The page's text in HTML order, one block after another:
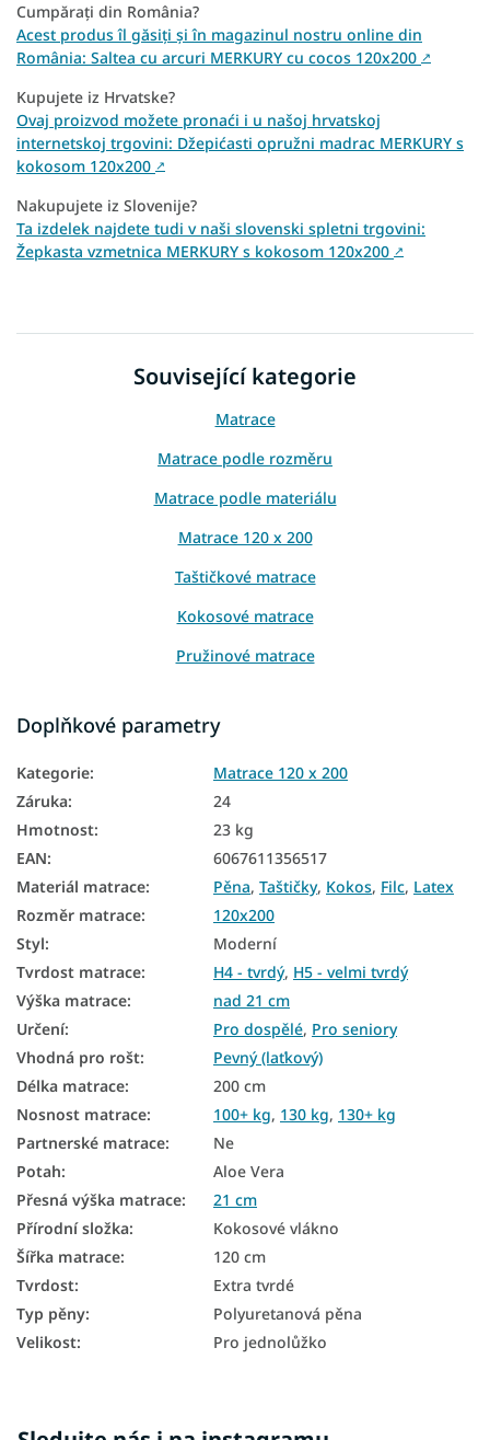
Cumpărați din România?
Acest produs îl găsiți și în magazinul nostru online din
România: Saltea cu arcuri MERKURY cu cocos 120x200 ↗
Kupujete iz Hrvatske?
Ovaj proizvod možete pronaći i u našoj hrvatskoj
internetskoj trgovini: Džepićasti opružni madrac MERKURY s
kokosom 120x200 ↗
Nakupujete iz Slovenije?
Ta izdelek najdete tudi v naši slovenski spletni trgovini:
Žepkasta vzmetnica MERKURY s kokosom 120x200 ↗
Související kategorie
Matrace
Matrace podle rozměru
Matrace podle materiálu
Matrace 120 x 200
Taštičkové matrace
Kokosové matrace
Pružinové matrace
Matrace podle výšky
Matrace podle nosnosti
Vysoké matrace
Matrace Aloe Vera
Matrace z PUR pěny
Přírodní matrace
Podlahové matrace
Matrace na zem
Matrace podle tvrdosti
Tvrdé matrace
Antialergické matrace
Taštičkové matrace 120x200
Kokosové matrace 120x200
Pružinové matrace 120x200
Latexové matrace 120x200
Doplňkové parametry
Kategorie:
Matrace 120 x 200
Záruka:
24
Hmotnost:
23 kg
EAN:
6067611356517
Materiál matrace: Pěna, Taštičky, Kokos, Filc, Latex
Rozměr matrace:
120x200
Styl:
Moderní
Tvrdost matrace: H4 - tvrdý, H5 - velmi tvrdý
Výška matrace:
nad 21 cm
Určení: Pro dospělé, Pro seniory
Vhodná pro rošt:
Pevný (laťkový)
Délka matrace:
200 cm
Nosnost matrace: 100+ kg, 130 kg, 130+ kg
Partnerské matrace:
Ne
Potah:
Aloe Vera
Přesná výška matrace:
21 cm
Přírodní složka:
Kokosové vlákno
Šířka matrace:
120 cm
Tvrdost:
Extra tvrdé
Typ pěny:
Polyuretanová pěna
Velikost: Pro jednolůžko